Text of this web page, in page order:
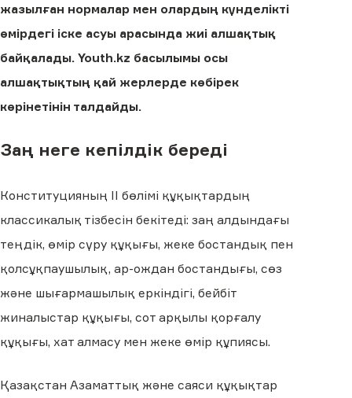
жазылған нормалар мен олардың күнделікті
өмірдегі іске асуы арасында жиі алшақтық
байқалады. Youth.kz басылымы осы
алшақтықтың қай жерлерде көбірек
көрінетінін талдайды.
Заң неге кепілдік береді
Конституцияның II бөлімі құқықтардың
классикалық тізбесін бекітеді: заң алдындағы
теңдік, өмір сүру құқығы, жеке бостандық пен
қолсұқпаушылық, ар-ождан бостандығы, сөз
және шығармашылық еркіндігі, бейбіт
жиналыстар құқығы, сот арқылы қорғалу
құқығы, хат алмасу мен жеке өмір құпиясы.
Қазақстан Азаматтық және саяси құқықтар